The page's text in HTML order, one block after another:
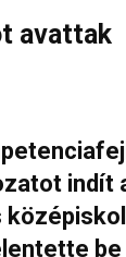
avattak
indít
be